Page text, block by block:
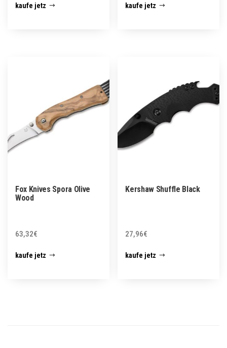
kaufe jetz kaufe jetz
Fox Knives Spora Olive
Wood
63,32€
kaufe jetz
Kershaw Shuffle Black
27,96€
kaufe jetz